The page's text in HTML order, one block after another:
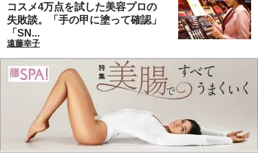
コスメ4万点を試した美容プロの
失敗談。「手の甲に塗って確認」
「SN...
遠藤幸子